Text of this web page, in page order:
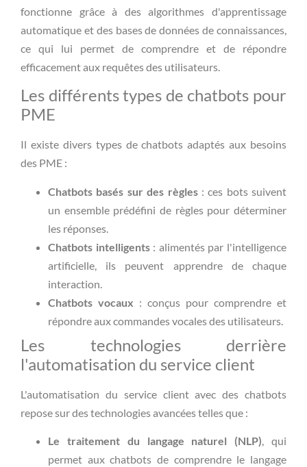
fonctionne grâce à des algorithmes d'apprentissage
automatique et des bases de données de connaissances,
ce qui lui permet de comprendre et de répondre
efficacement aux requêtes des utilisateurs.
Les différents types de chatbots pour
PME
Il existe divers types de chatbots adaptés aux besoins
des PME :
Chatbots basés sur des règles: ces bots suivent
un ensemble prédéfini de règles pour déterminer
les réponses.
Chatbots intelligents: alimentés par l'intelligence
artificielle, ils peuvent apprendre de chaque
interaction.
Chatbots vocaux : conçus pour comprendre et
répondre aux commandes vocales des utilisateurs.
Les technologies derrière
l'automatisation du service client
L'automatisation du service client avec des chatbots
repose sur des technologies avancées telles que :
Le traitement du langage naturel (NLP), qui
permet aux chatbots de comprendre le langage